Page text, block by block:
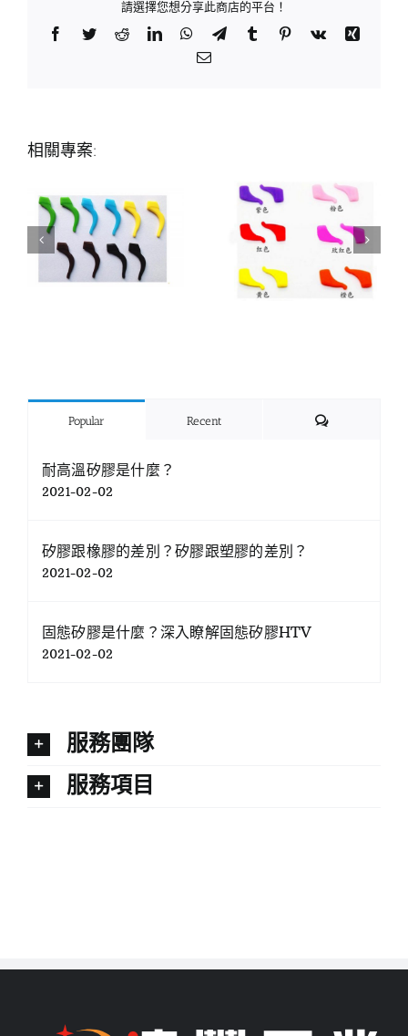
請選擇您想分享此商店的平台！
Facebook
TwitterRedditLinkedInWhatsApp
TelegramTumblr Pinterest
Vk
Xing
Email:
相關專案:
Popular Recent Comments
耐高溫矽膠是什麼？
2021-02-02
矽膠跟橡膠的差別？矽膠跟塑膠的差別？
2021-02-02
固態矽膠是什麼？深入瞭解固態矽膠HTV
2021-02-02
服務團隊
服務項目